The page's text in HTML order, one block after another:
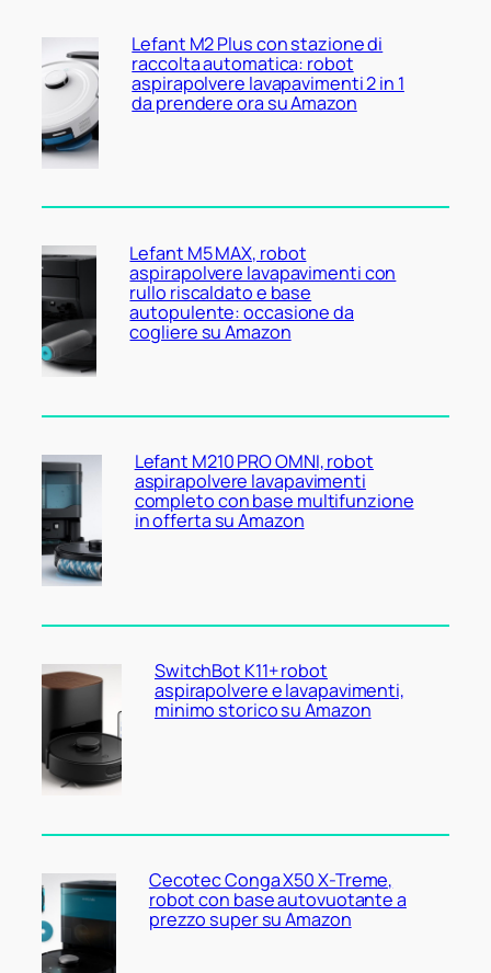
Lefant M2 Plus con stazione di
raccolta automatica: robot
aspirapolvere lavapavimenti 2 in 1
da prendere ora su Amazon
Lefant M5 MAX, robot
aspirapolvere lavapavimenti con
rullo riscaldato e base
autopulente: occasione da
cogliere su Amazon
Lefant M210 PRO OMNI, robot
aspirapolvere lavapavimenti
completo con base multifunzione
in offerta su Amazon
SwitchBot K11+ robot
aspirapolvere e lavapavimenti,
minimo storico su Amazon
Cecotec Conga X50 X-Treme,
robot con base autovuotante a
prezzo super su Amazon